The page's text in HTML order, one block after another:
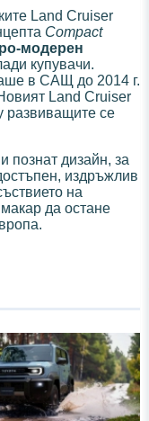
Land Cruiser
Compact
модерен
купувачи.
в САЩ до 2014 г.
Land Cruiser
развиващите се
познат дизайн, за
издръжлив
на
да остане